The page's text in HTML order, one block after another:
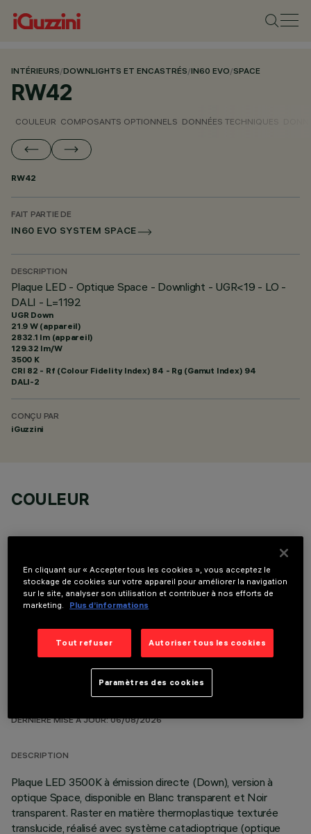
INTÉRIEURS/DOWNLIGHTS ET ENCASTRÉS/IN60 EVO/SPACE
RW42
COULEUR COMPOSANTS OPTIONNELS DONNÉES TECHNIQUES
RW42
FAIT PARTIE DE
IN60 EVO SYSTEM SPACE
DESCRIPTION
Plaque LED - Optique Space - Downlight - UGR<19 - LO -
DALI - L=1192
UGR Down
21.9 W (appareil)
2832.1 lm (appareil)
129.32 lm/W
3500 K
CRI 82 - Rf (Colour Fidelity Index) 84 - Rg (Gamut Index) 94
DALI-2
CONÇU PAR
iGuzzini
COULEUR
COMPOSANTS OPTIONNELS
DONNÉES TECHNIQUES
DERNIÈRE MISE À JOUR: 06/08/2026
DESCRIPTION
Plaque LED 3500K à émission directe (Down), version à
optique Space, disponible en Blanc transparent et Noir
transparent. Raster en matière thermoplastique texturée
translucide, réalisé avec système catadioptrique (optique
En cliquant sur « Accepter tous les cookies », vous acceptez le
stockage de cookies sur votre appareil pour améliorer la navigation
sur le site, analyser son utilisation et contribuer à nos efforts de
marketing.
Plus d’informations
Tout refuser Autoriser tous les cookies
Paramètres des cookies